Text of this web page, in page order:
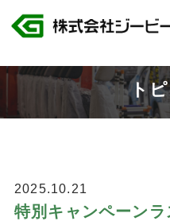
株式会社ジービーシー 岐阜県・
>特別キャンペーンラストスパ
ト
2025.10.21
特別キャンペーン